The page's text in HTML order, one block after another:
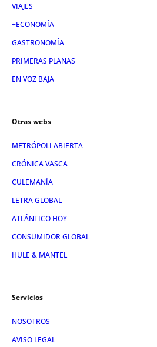
VIAJES
+ECONOMÍA
GASTRONOMÍA
PRIMERAS PLANAS
EN VOZ BAJA
Otras webs
METRÓPOLI ABIERTA
CRÓNICA VASCA
CULEMANÍA
LETRA GLOBAL
ATLÁNTICO HOY
CONSUMIDOR GLOBAL
HULE & MANTEL
Servicios
NOSOTROS
AVISO LEGAL